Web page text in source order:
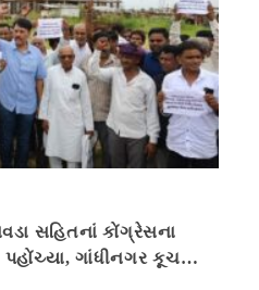
સહિતનાં કોંગ્રેસના
ગાંધીનગર કૂચ